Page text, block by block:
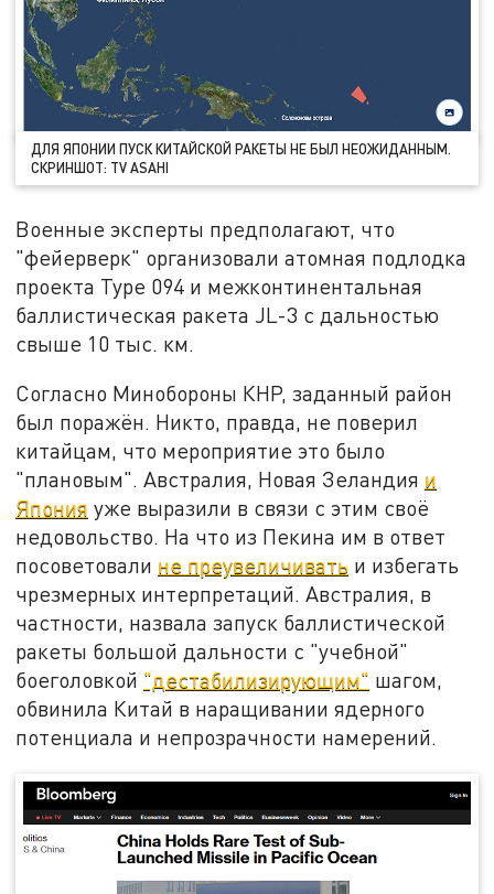
ДЛЯ ЯПОНИИ ПУСК КИТАЙСКОЙ РАКЕТЫ НЕ БЫЛ НЕОЖИДАННЫМ.
СКРИНШОТ: TV ASAHI
Военные эксперты предполагают, что
"фейерверк" организовали атомная подлодка
проекта Type 094 и межконтинентальная
баллистическая ракета JL-3 с дальностью
свыше 10 тыс. км.
Согласно Минобороны КНР, заданный район
был поражён. Никто, правда, не поверил
китайцам, что мероприятие это было
"плановым". Австралия, Новая Зеландия и
Япония уже выразили в связи с этим своё
недовольство. На что из Пекина им в ответ
посоветовали не преувеличивать и избегать
чрезмерных интерпретаций. Австралия, в
частности, назвала запуск баллистической
ракеты большой дальности с "учебной"
боеголовкой "дестабилизирующим" шагом,
обвинила Китай в наращивании ядерного
потенциала и непрозрачности намерений.